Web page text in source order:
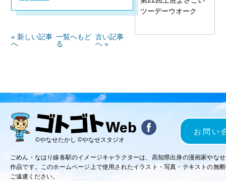
« 新しい記事
へ
一覧へもど
る
古い記事
へ »
ツーデーウオーク
©やなせたかし ©やなせスタジオ
お問い
ごめん・なはり線各駅のイメージキャラクターは、高知県出身の漫画家やな
作品です。このホームページ上で使用されたイラスト・写真・テキストの無
ご遠慮ください。